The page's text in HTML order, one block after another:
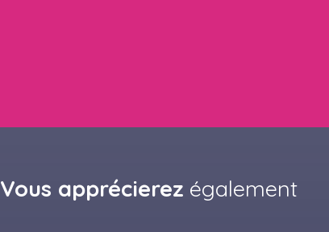
Vous apprécierez également